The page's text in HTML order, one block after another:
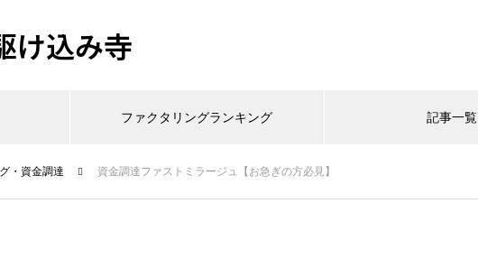
け込み寺
ファクタリングランキング 記事一覧
・資金調達 資金調達ファストミラージュ【お急ぎの方必見】